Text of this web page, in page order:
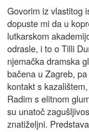
Govorim iz vlastitog
dopuste mi da u
lutkarskom
odrasle, i to o Tilli
njemačka dramska
bačena u Zagreb,
kontakt s
Radim s elitnom
su unatoč
znatiželjni.